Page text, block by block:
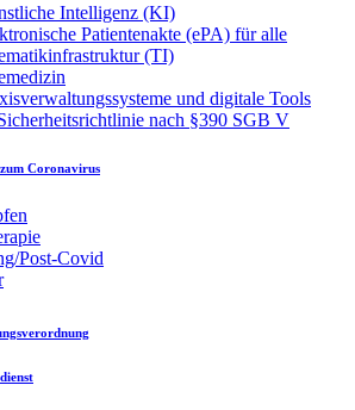
Intelligenz (KI)
Patientenakte (ePA) für alle
(TI)
und digitale Tools
nach §390 SGB V
Coronavirus
Post-Covid